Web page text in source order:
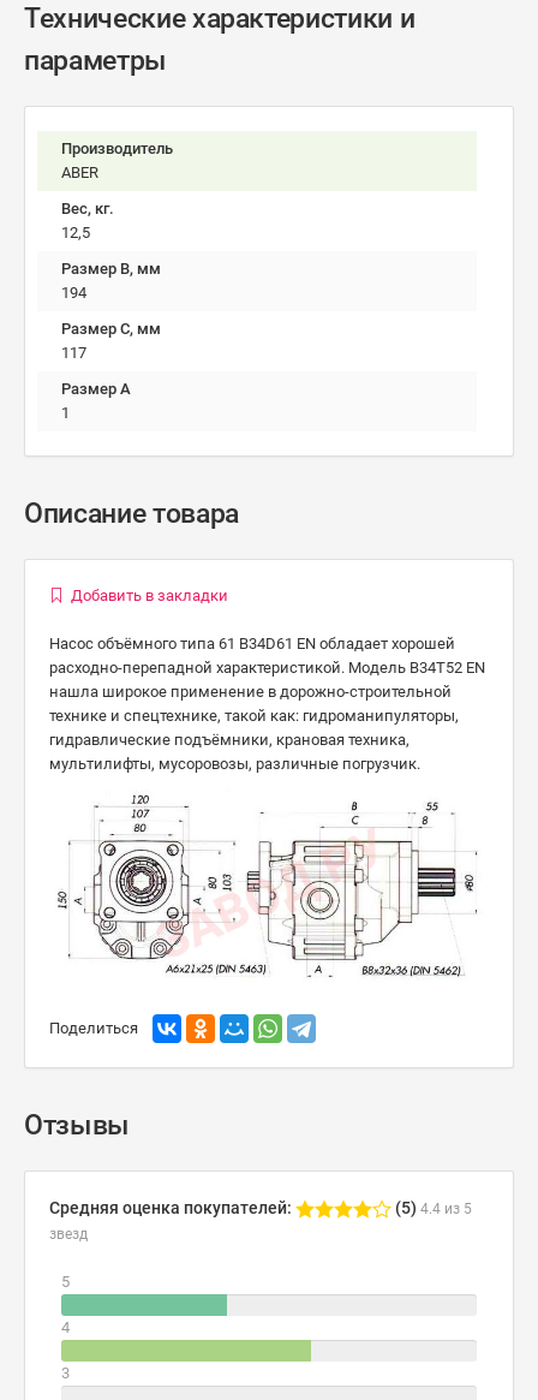
Технические характеристики и
параметры
Производитель
ABER
Вес, кг.
12,5
Размер B, мм
194
Размер C, мм
117
Размер А
1
Описание товара
Добавить в закладки
Насос объёмного типа 61 B34D61 EN обладает хорошей
расходно-перепадной характеристикой. Модель B34T52 EN
нашла широкое применение в дорожно-строительной
технике и спецтехнике, такой как: гидроманипуляторы,
гидравлические подъёмники, крановая техника,
мультилифты, мусоровозы, различные погрузчик.
Поделиться
Отзывы
Средняя оценка покупателей: (5) 4.4 из 5
звезд
5
4
3